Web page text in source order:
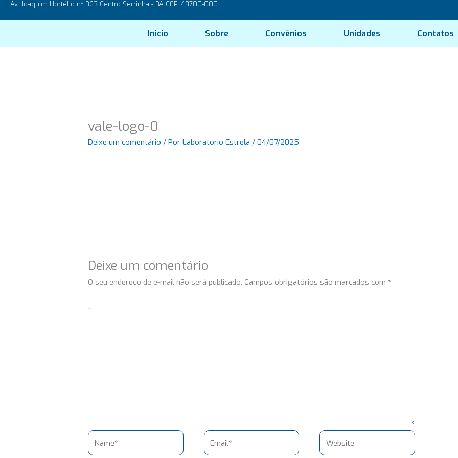
para
Av. Joaquim Hortélio nº 363 Centro Serrinha - BA CEP: 48700-000
Inicio Sobre Convênios Unidades Contatos
vale-logo-0
Deixe um comentário / PorLaboratorio Estrela/04/07/2025
Deixe um comentário
O seu endereço de e-mail não será publicado. Campos obrigatórios são marcados com *